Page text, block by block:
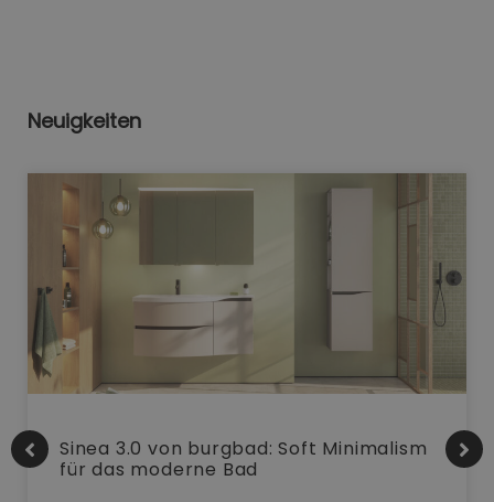
Neuigkeiten
Sinea 3.0 von burgbad: Soft Minimalism
für das moderne Bad